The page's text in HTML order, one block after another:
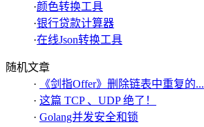
·颜色转换工具
·银行贷款计算器
·在线Json转换工具
随机文章
·
《剑指Offer》删除链表中重复的...
· 这篇 TCP 、UDP 绝了！
· Golang并发安全和锁